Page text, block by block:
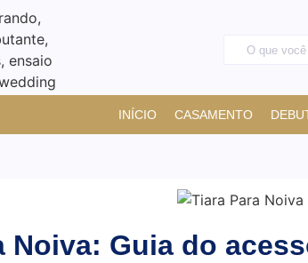
INÍCIO CASAMENTO
Noiva: Guia do